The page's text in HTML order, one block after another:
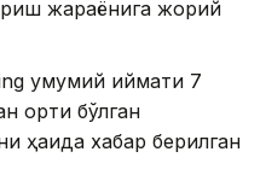
жараёнига жорий
умумий қиймати 7
бўлган
ҳақида хабар берилган